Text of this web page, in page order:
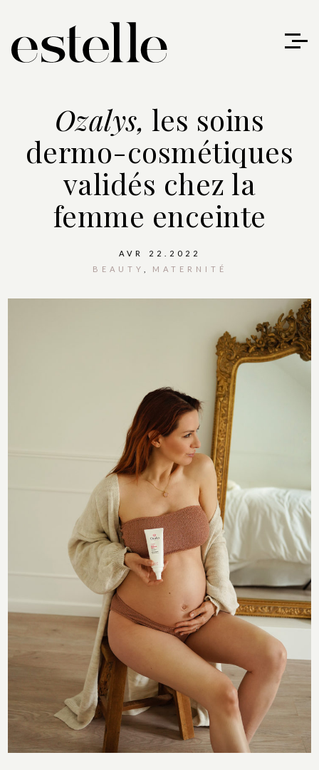
Ozalys, les soins
dermo-cosmétiques
validés chez la
femme enceinte
AVR 22.2022
BEAUTY
MATERNITÉ